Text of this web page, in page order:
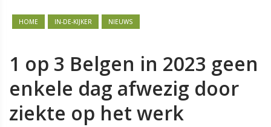
HOME IN-DE-KIJKER NIEUWS
1 op 3 Belgen in 2023 geen
enkele dag afwezig door
ziekte op het werk